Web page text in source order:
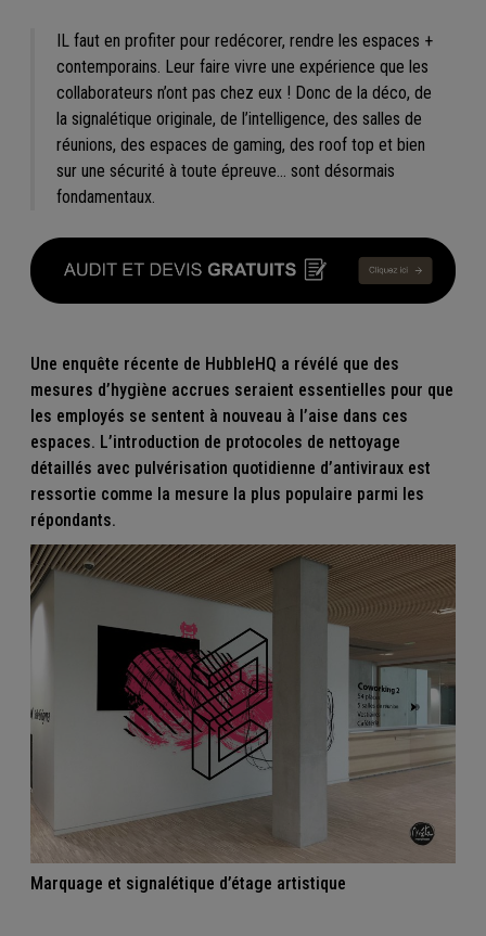
IL faut en profiter pour redécorer, rendre les espaces +
contemporains. Leur faire vivre une expérience que les
collaborateurs n’ont pas chez eux ! Donc de la déco, de
la signalétique originale, de l’intelligence, des salles de
réunions, des espaces de gaming, des roof top et bien
sur une sécurité à toute épreuve… sont désormais
fondamentaux.
Une enquête récente de HubbleHQ a révélé que des
mesures d’hygiène accrues seraient essentielles pour que
les employés se sentent à nouveau à l’aise dans ces
espaces. L’introduction de protocoles de nettoyage
détaillés avec pulvérisation quotidienne d’antiviraux est
ressortie comme la mesure la plus populaire parmi les
répondants.
Marquage et signalétique d’étage artistique